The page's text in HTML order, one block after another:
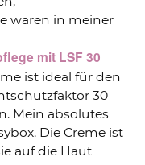
waren in meiner
mit LSF 30
ist ideal für den
30
Mein absolutes
Die Creme ist
auf die Haut